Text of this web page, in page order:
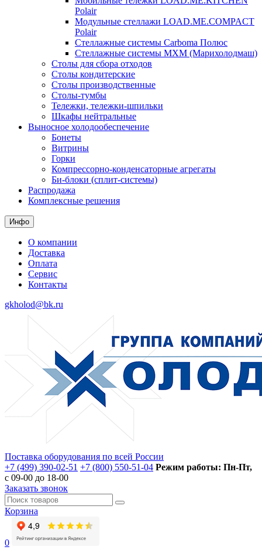
Polair
Модульные стеллажи LOAD.ME.COMPACT
Polair
Стеллажные системы Carboma Полюс
Стеллажные системы МХМ (Марихолодмаш)
Столы для сбора отходов
Столы кондитерские
Столы производственные
Столы-тумбы
Тележки, тележки-шпильки
Шкафы нейтральные
Выносное холодообеспечение
Бонеты
Витрины
Горки
Компрессорно-конденсаторные агрегаты
Би-блоки (сплит-системы)
Распродажа
Комплексные решения
Инфо
О компании
Доставка
Оплата
Сервис
Контакты
gkholod@bk.ru
Поставка оборудования по всей России
+7 (499) 390-02-51 +7 (800) 550-51-04 Режим работы: Пн-Пт,
с 09-00 до 18-00
Заказать звонок
Корзина
0